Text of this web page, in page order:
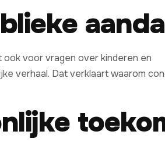
ook voor vragen over kinderen en
verhaal. Dat verklaart waarom